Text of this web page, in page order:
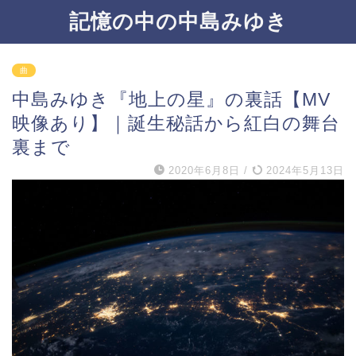
記憶の中の中島みゆき
曲
中島みゆき『地上の星』の裏話【МV
映像あり】｜誕生秘話から紅白の舞台
裏まで
2020年6月8日 / 2024年5月13日